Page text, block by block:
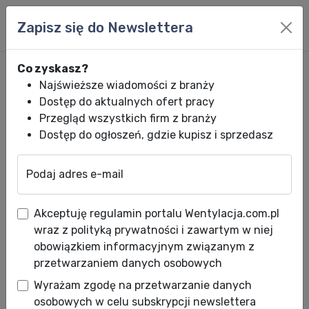
SAMESA: Poszukuje
przedstawiciela na krajowym
rynku
Data publikacji: 11.05.2011
Zapisz się do Newslettera
Co zyskasz?
Najświeższe wiadomości z branży
Dostęp do aktualnych ofert pracy
Przegląd wszystkich firm z branży
Dostęp do ogłoszeń, gdzie kupisz i sprzedasz
Podaj adres e-mail
Akceptuję regulamin portalu Wentylacja.com.pl
wraz z polityką prywatności i zawartym w niej
obowiązkiem informacyjnym związanym z
przetwarzaniem danych osobowych
Wyrażam zgodę na przetwarzanie danych
osobowych w celu subskrypcji newslettera